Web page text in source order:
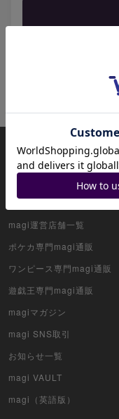
ヤマト
magiについて
アプリ版magi
magi運営店舗一覧
ポケカ専門magi通販
ワンピース専門magi通販
遊戯王専門magi通販
magiマガジン
magi SNS取引
お知らせ一覧
magi VAULT
magi（英語版）